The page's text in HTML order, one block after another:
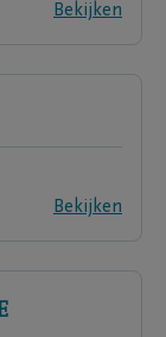
Bekijken
Bekijken